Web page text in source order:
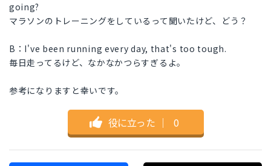
going?
マラソンのトレーニングをしているって聞いたけど、どう？
B：I've been running every day, that's too tough.
毎日走ってるけど、なかなかつらすぎるよ。
参考になりますと幸いです。
役に立った ｜ 0